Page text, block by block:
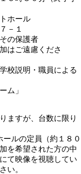
ホール
１
の保護者
遠慮くださ
説明・職員による
ム」
すが、台数に限り
定員（約１８０
を希望された方の中
て映像を視聴してい
い。